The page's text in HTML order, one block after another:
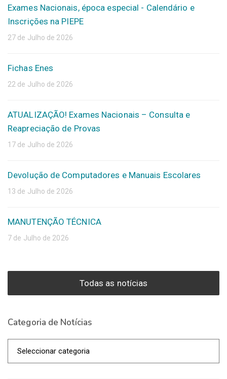
Exames Nacionais, época especial - Calendário e
Inscrições na PIEPE
27 de Julho de 2026
Fichas Enes
22 de Julho de 2026
ATUALIZAÇÃO! Exames Nacionais – Consulta e
Reapreciação de Provas
17 de Julho de 2026
Devolução de Computadores e Manuais Escolares
13 de Julho de 2026
MANUTENÇÃO TÉCNICA
7 de Julho de 2026
Todas as notícias
Categoria de Notícias